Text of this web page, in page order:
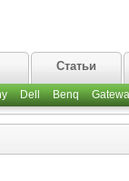
Статьи
Dell Benq